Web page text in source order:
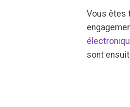
Vous êtes
sont